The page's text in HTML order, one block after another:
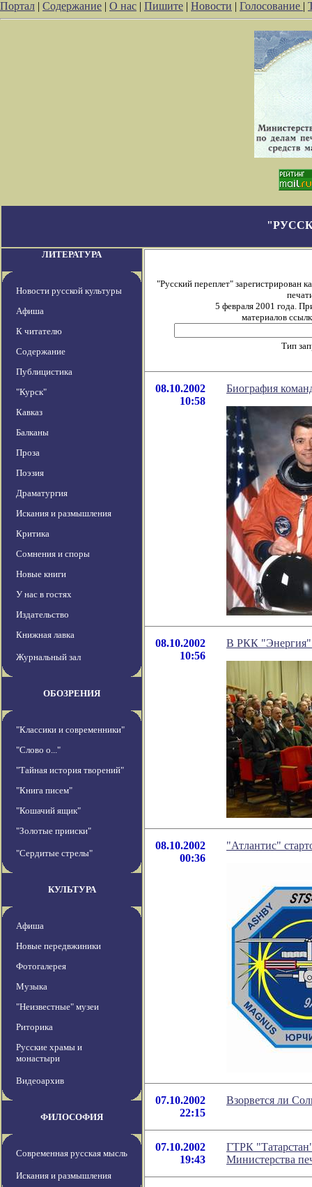
Портал | Содержание | О нас | Пишите | Новости | Голосование |
ЛИТЕРАТУРА
Новости русской культуры
Афиша
К читателю
Содержание
Публицистика
"Курск"
Кавказ
Балканы
Проза
Поэзия
Драматургия
Искания и размышления
Критика
Сомнения и споры
Новые книги
У нас в гостях
Издательство
Книжная лавка
Журнальный зал
ОБОЗРЕНИЯ
"Классики и современники"
"Слово о..."
"Тайная история творений"
"Книга писем"
"Кошачий ящик"
"Золотые прииски"
"Сердитые стрелы"
КУЛЬТУРА
Афиша
Новые передвжиники
Фотогалерея
Музыка
"Неизвестные" музеи
Риторика
Русские храмы и
монастыри
Видеоархив
ФИЛОСОФИЯ
Современная русская мысль
Искания и размышления
"Русский переплет" зарегистрирован
5 февраля 2001 года.
материалов
Тип
08.10.2002
10:58
Биография
08.10.2002
10:56
В РКК "Энергия"
08.10.2002
00:36
"Атлантис"
07.10.2002
22:15
Взорвется ли
07.10.2002
19:43
ГТРК
Министерства